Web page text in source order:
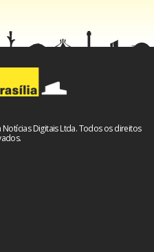
Digitais Ltda. Todos os direitos